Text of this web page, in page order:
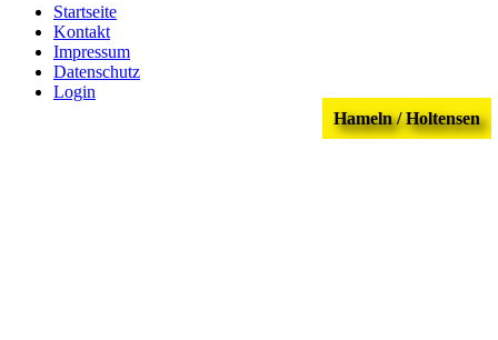
Hameln / Holtensen
Startseite
Kontakt
Impressum
Datenschutz
Login